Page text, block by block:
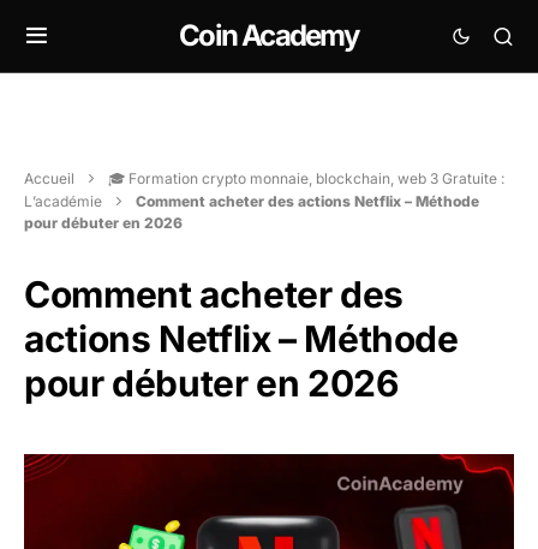
Coin Academy
Accueil
🎓 Formation crypto monnaie, blockchain, web 3 Gratuite :
L’académie
Comment acheter des actions Netflix – Méthode
pour débuter en 2026
Comment acheter des
actions Netflix – Méthode
pour débuter en 2026